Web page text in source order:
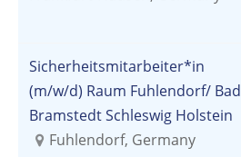
Sicherheitsmitarbeiter*in
(m/w/d) Raum Fuhlendorf/ Bad
Bramstedt Schleswig Holstein
Fuhlendorf, Germany